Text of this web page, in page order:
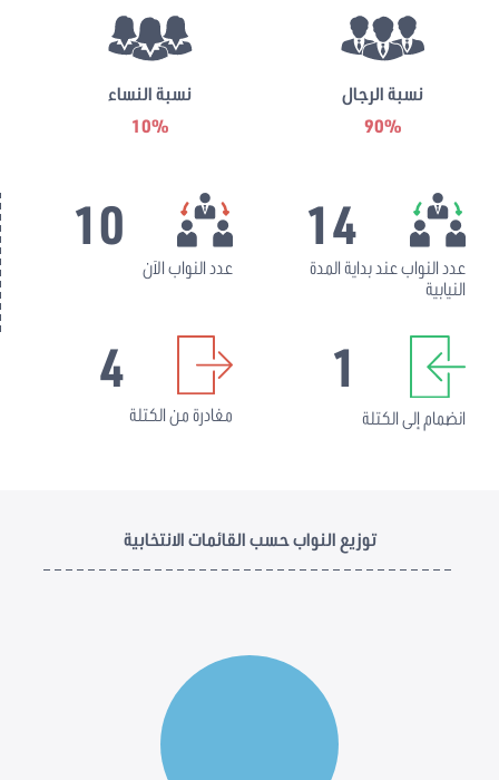
نسبة الرجال
90%
نسبة النساء
10%
14
عدد النواب عند بداية المدة
النيابية
10
عدد النواب الآن
1
انضمام إلى الكتلة
4
مغادرة من الكتلة
توزيع النواب حسب القائمات الانتخابية